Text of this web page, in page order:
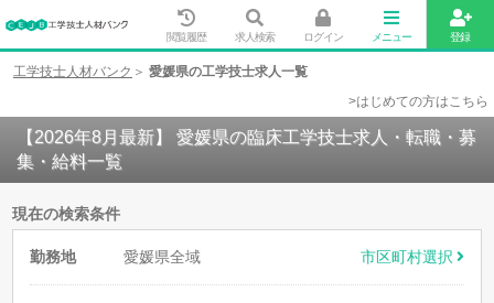
閲覧履歴 求人検索 ログイン メニュー 登録
工学技士人材バンク
愛媛県の工学技士求人一覧
>はじめての方はこちら
【2026年8月最新】 愛媛県の臨床工学技士求人・転職・募
集・給料一覧
現在の検索条件
勤務地 愛媛県全域 市区町村選択